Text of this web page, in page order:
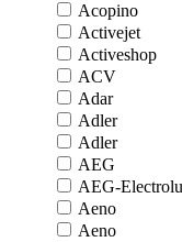
Acopino
Activejet
Activeshop
ACV
Adar
Adler
Adler
AEG
AEG-
Aeno
Aeno